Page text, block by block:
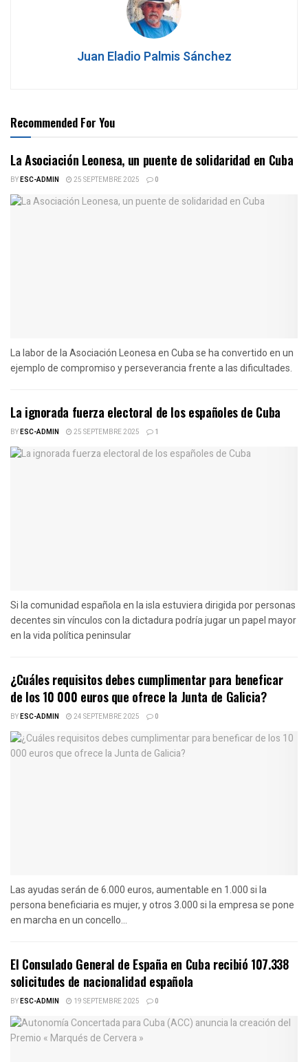
Juan Eladio Palmis Sánchez
Recommended For You
La Asociación Leonesa, un puente de solidaridad en Cuba
BYESC-ADMIN 25 SEPTEMBRE 2025 0
La labor de la Asociación Leonesa en Cuba se ha convertido en un
ejemplo de compromiso y perseverancia frente a las dificultades.
La ignorada fuerza electoral de los españoles de Cuba
BYESC-ADMIN 25 SEPTEMBRE 2025 1
Si la comunidad española en la isla estuviera dirigida por personas
decentes sin vínculos con la dictadura podría jugar un papel mayor
en la vida política peninsular
¿Cuáles requisitos debes cumplimentar para beneficar
de los 10 000 euros que ofrece la Junta de Galicia?
BYESC-ADMIN 24 SEPTEMBRE 2025 0
Las ayudas serán de 6.000 euros, aumentable en 1.000 si la
persona beneficiaria es mujer, y otros 3.000 si la empresa se pone
en marcha en un concello...
El Consulado General de España en Cuba recibió 107.338
solicitudes de nacionalidad española
BYESC-ADMIN 19 SEPTEMBRE 2025 0